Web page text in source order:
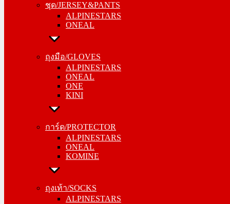
ชุด/JERSEY&PANTS
ALPINESTARS
ONEAL
ถุงมือ/GLOVES
ALPINESTARS
ONEAL
ONE
KINI
การ์ด/PROTECTOR
ALPINESTARS
ONEAL
KOMINE
ถุงเท้า/SOCKS
ALPINESTARS
ONEAL
ถุงมือ/GLOVES
ONEAL
ONE
KINI
การ์ด/PROTECTOR
ONEAL
KOMINE
ถุงเท้า/SOCKS
ONEAL
SIDI